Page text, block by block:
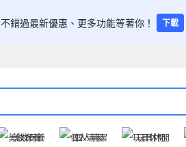
不錯過最新優惠、更多功能等著你！ 下載
美妝保養 個人清潔 玩具休閒